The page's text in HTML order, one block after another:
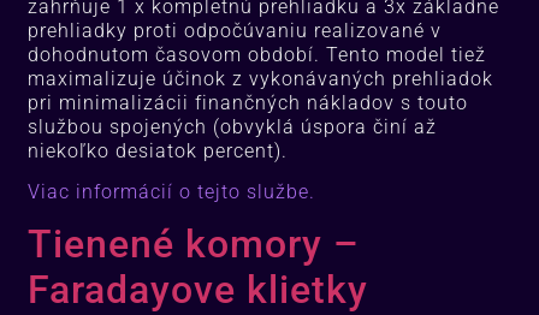
zahrňuje 1 x kompletnú prehliadku a 3x základne
prehliadky proti odpočúvaniu realizované v
dohodnutom časovom období.Tento model tiež
maximalizuje účinok z vykonávaných prehliadok
pri minimalizácii finančných nákladov s touto
službou spojených (obvyklá úspora činí až
niekoľko desiatok percent).
Viac informácií o tejto službe.
Tienené komory –
Faradayove klietky